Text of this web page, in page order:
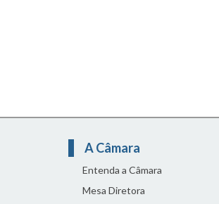
A Câmara
Entenda a Câmara
Mesa Diretora